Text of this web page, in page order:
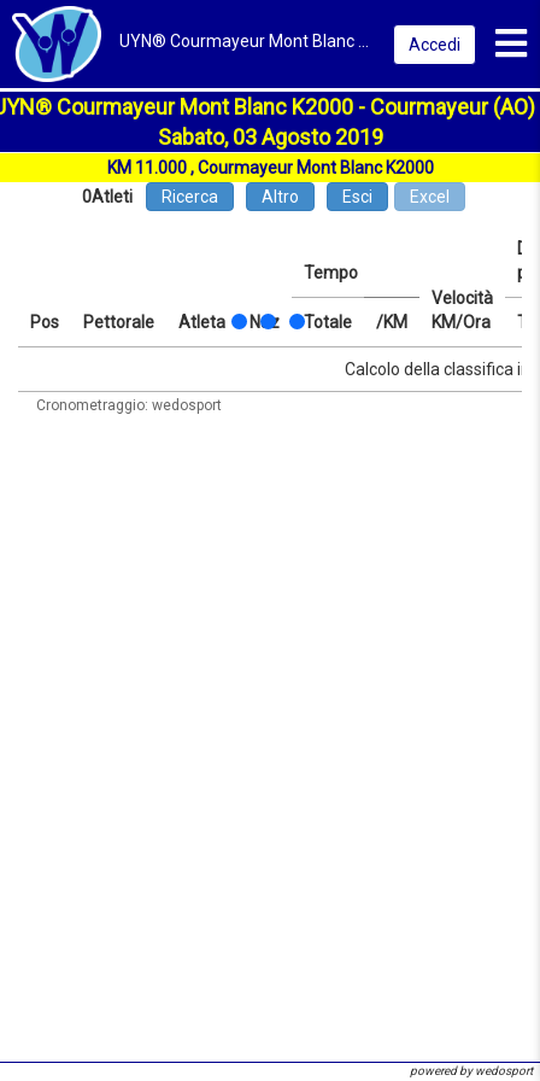
Accedi
Courmayeur Mont Blanc K2000 - Courmayeur (AO)
Sabato, 03 Agosto 2019
KM 11.000 , Courmayeur Mont Blanc K2000
0Atleti Ricerca Altro Esci Excel
Pos Pettorale Atleta Naz
Tempo
Velocità
KM/Ora
Totale /KM
Tempo
Velocità
Totale /KM
Calcolo della classifica in
Cronometraggio: wedosport
powered by wedosport